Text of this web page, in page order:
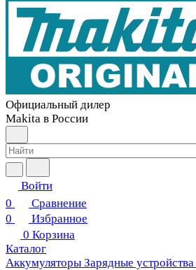
Официальный дилер
Makita в России
Войти
0
Сравнение
0
Избранное
0 Корзина
Каталог
Аккумуляторы Зарядные устройства